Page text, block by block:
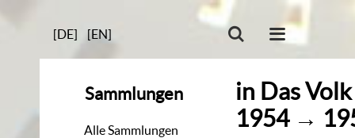
[DE] [EN]
Sammlungen
Alle Sammlungen
in Das Volk
1954→